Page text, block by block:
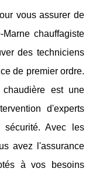
vous assurer de
chauffagiste
des techniciens
de premier ordre.
est une
d'experts
sécurité. Avec les
avez l'assurance
à vos besoins